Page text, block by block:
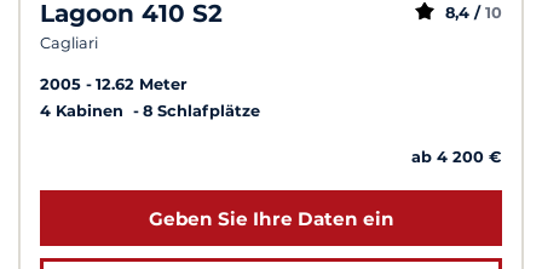
Lagoon 410 S2
Cagliari
8,4 / 10
2005
12.62 Meter
4 Kabinen
8 Schlafplätze
ab 4 200 €
Geben Sie Ihre Daten ein